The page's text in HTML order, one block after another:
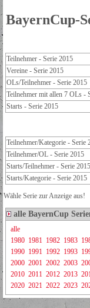
BayernCup-
Teilnehmer - Serie 2015
Vereine - Serie 2015
OLs/Teilnehmer - Serie 2015
Teilnehmer mit allen 7 OLs -
Starts - Serie 2015
Teilnehmer/Kategorie - Serie
Teilnehmer/OL - Serie 2015
Starts/Teilnehmer - Serie 2015
Starts/Kategorie - Serie 2015
Wähle Serie zur Anzeige aus!
alle BayernCup
alle
1980 1981 1982 1983
1990 1991 1992 1993
2000 2001 2002 2003
2010 2011 2012 2013
2020 2021 2022 2023